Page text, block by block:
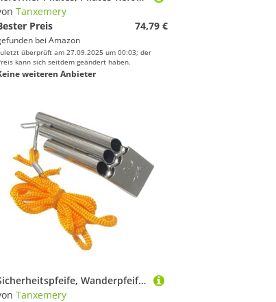
Tanxemery
Preis
74,79 €
bei Amazon
überprüft am 27.09.2025 um 00:03; der
kann sich seitdem geändert haben.
weiteren Anbieter
Sicherheitspfeife, Wanderpfeife | Schiedsrichterpfeife, Sicherheitspfeife mit Riemen, drei Rohre mit hohem Schritt für Outdoor-Wandern, Camping, Angeln, Sportspiele
Tanxemery